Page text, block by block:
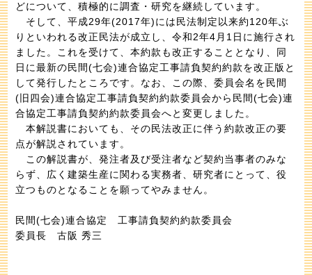
どについて、積極的に調査・研究を継続しています。
そして、平成29年(2017年)には民法制定以来約120年ぶ
りといわれる改正民法が成立し、令和2年4月1日に施行され
ました。これを受けて、本約款も改正することとなり、同
日に最新の民間(七会)連合協定工事請負契約約款を改正版と
して発行したところです。なお、この際、委員会名を民間
(旧四会)連合協定工事請負契約約款委員会から民間(七会)連
合協定工事請負契約約款委員会へと変更しました。
本解説書においても、その民法改正に伴う約款改正の要
点が解説されています。
この解説書が、発注者及び受注者など契約当事者のみな
らず、広く建築生産に関わる実務者、研究者にとって、役
立つものとなることを願ってやみません。
民間(七会)連合協定 工事請負契約約款委員会
委員長 古阪 秀三